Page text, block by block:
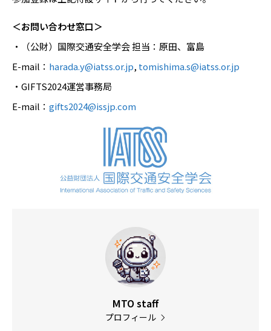
＜お問い合わせ窓口＞
・（公財）国際交通安全学会 担当：原田、富島
E-mail： harada.y@iatss.or.jp, tomishima.s@iatss.or.jp
・GIFTS2024運営事務局
E-mail： gifts2024@issjp.com
MTO staff
プロフィール